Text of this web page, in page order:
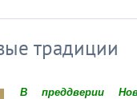
традиции
В преддверии